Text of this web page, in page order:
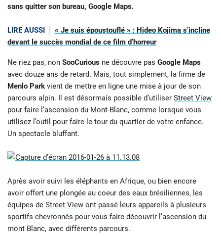
sans quitter son bureau, Google Maps.
LIRE AUSSI
« Je suis époustouflé » : Hideo Kojima s’incline
devant le succès mondial de ce film d’horreur
Ne riez pas, non SooCurious ne découvre pas Google Maps
avec douze ans de retard. Mais, tout simplement, la firme de
Menlo Park vient de mettre en ligne une mise à jour de son
parcours alpin. Il est désormais possible d’utiliser Street View
pour faire l’ascension du Mont-Blanc, comme lorsque vous
utilisez l’outil pour faire le tour du quartier de votre enfance.
Un spectacle bluffant.
Après avoir suivi les éléphants en Afrique, ou bien encore
avoir offert une plongée au coeur des eaux brésiliennes, les
équipes de Street View ont passé leurs appareils à plusieurs
sportifs chevronnés pour vous faire découvrir l’ascension du
mont Blanc, avec différents parcours.